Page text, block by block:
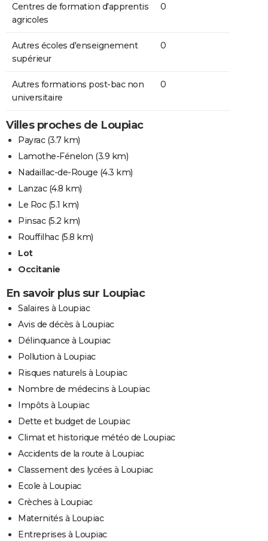
Centres de formation d'apprentis
agricoles
0
Autres écoles d'enseignement
supérieur
0
Autres formations post-bac non
universitaire
0
Villes proches de Loupiac
Payrac(3.7 km)
Lamothe-Fénelon (3.9 km)
Nadaillac-de-Rouge (4.3 km)
Lanzac(4.8 km)
Le Roc(5.1 km)
Pinsac(5.2 km)
Rouffilhac(5.8 km)
Lot
Occitanie
En savoir plus sur Loupiac
Salaires à Loupiac
Avis de décès à Loupiac
Délinquance à Loupiac
Pollution à Loupiac
Risques naturels à Loupiac
Nombre de médecins à Loupiac
Impôts à Loupiac
Dette et budget de Loupiac
Climat et historique météo de Loupiac
Accidents de la route à Loupiac
Classement des lycées à Loupiac
Ecole à Loupiac
Crèches à Loupiac
Maternités à Loupiac
Entreprises à Loupiac